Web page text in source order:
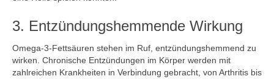
3. Entzündungshemmende Wirkung
Omega-3-Fettsäuren stehen im Ruf, entzündungshemmend zu
wirken. Chronische Entzündungen im Körper werden mit
zahlreichen Krankheiten in Verbindung gebracht, von Arthritis bis